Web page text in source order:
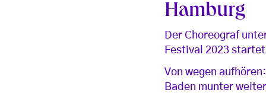
Hamburg
Der Choreograf
Festival 2023
Von wegen
Baden munter